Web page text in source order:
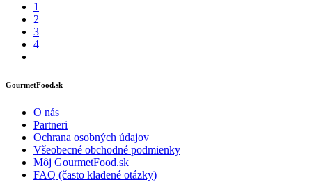
1
2
3
4
GourmetFood.sk
O nás
Partneri
Ochrana osobných údajov
Všeobecné obchodné podmienky
Môj GourmetFood.sk
FAQ (často kladené otázky)